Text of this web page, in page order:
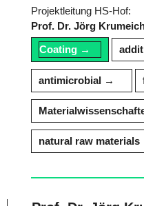
Projektleitung HS-Hof:
Prof. Dr. Jörg
Coating
antimicrobial
natural raw materials